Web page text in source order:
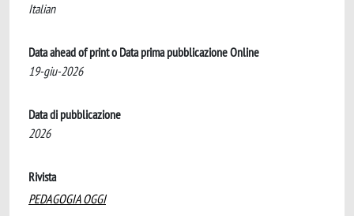
Italian
Data ahead of print o Data prima pubblicazione Online
19-giu-2026
Data di pubblicazione
2026
Rivista
PEDAGOGIA OGGI